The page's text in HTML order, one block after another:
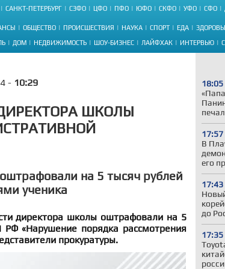
САНКТ-ПЕТЕРБУРГ СЗФО ЦФО ПФО ЮФО СКФО УФО СФО
ОБЩЕСТВО ПРОИСШЕСТВИЯ НАУКА СПОРТ ЕДА
ДОМ НЕДВИЖИМОСТЬ ШОУ-БИЗНЕС ЛАЙФХАК ИНТЕРВЬЮ
18:05
17:57
В
его
17:43
до
17:35
- 10:29
ШКОЛЫ
на 5 тысяч рублей
ученика
директора школы оштрафовали на 5
«Нарушение порядка рассмотрения
прокуратуры.